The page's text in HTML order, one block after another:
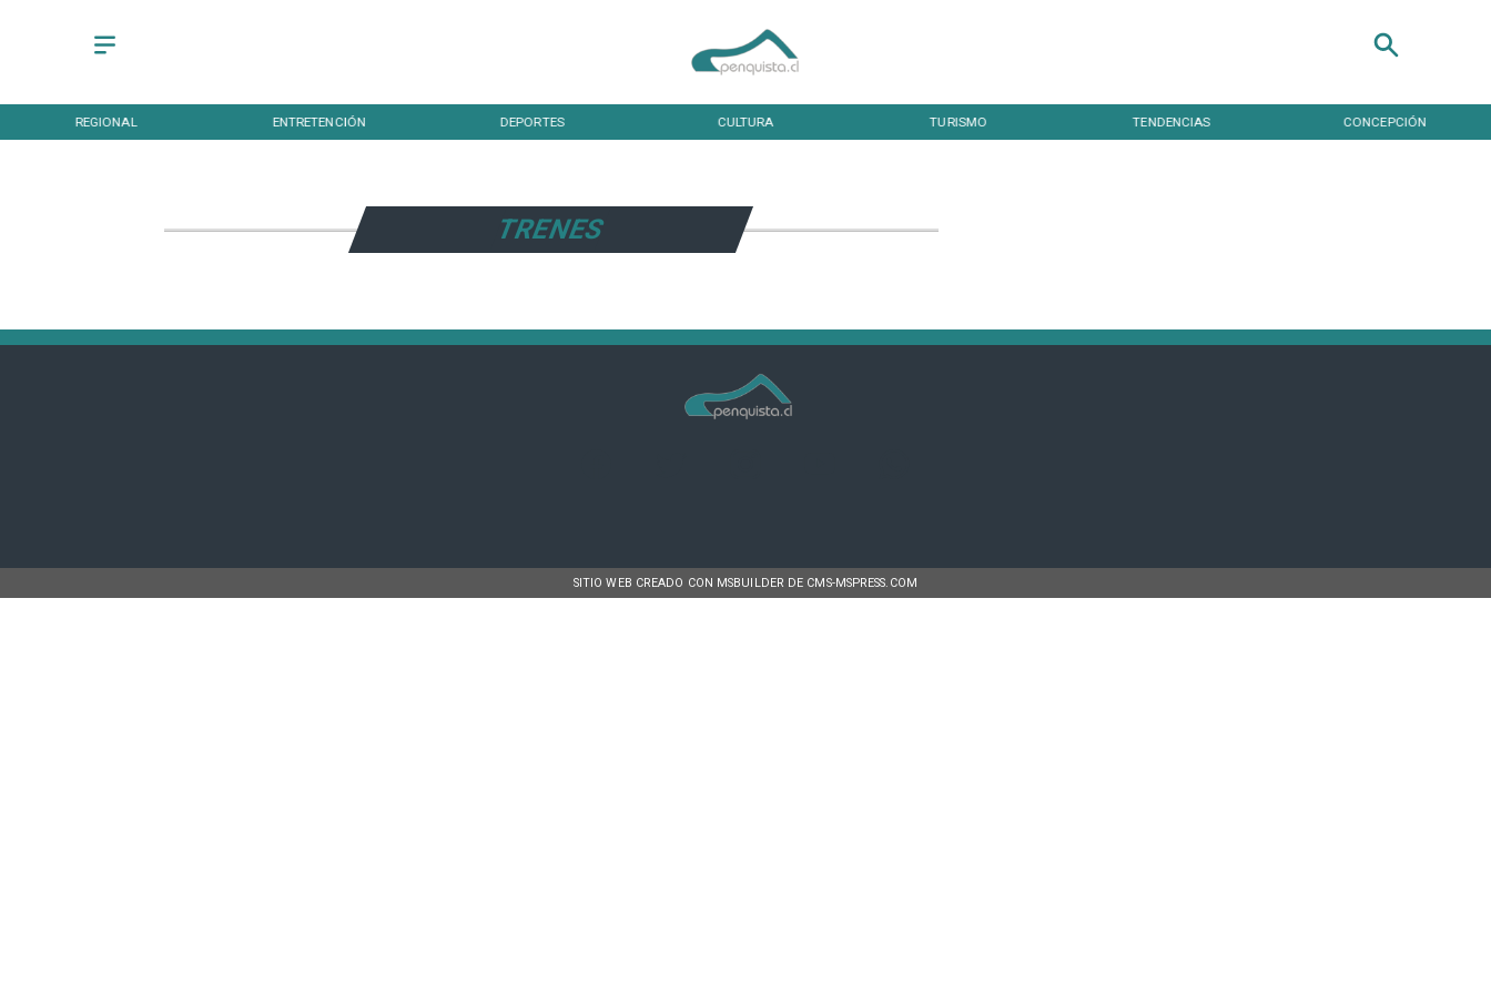
REGIONAL ENTRETENCIÓN DEPORTES CULTURA TURISMO TENDENCIAS CONCEPCIÓN
TRENES
SITIO WEB CREADO CON MSBUILDER DE CMS-MSPRESS.COM